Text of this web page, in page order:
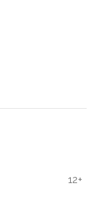
12+